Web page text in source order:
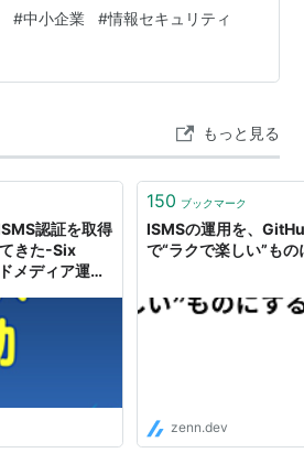
順番でやるか」を間違えると費用
では、CISSP・CCSP保持者の視点
すい落とし穴とコストを削るポイ
めに なぜ中小企業が取得するのか
#中小企業 #情報セキュリティ
もっと見る
認証を取得
きた-Six
メディア運営
150 ブックマーク
ISMSの運用を、
で“ラクで楽しい”も
zenn.dev